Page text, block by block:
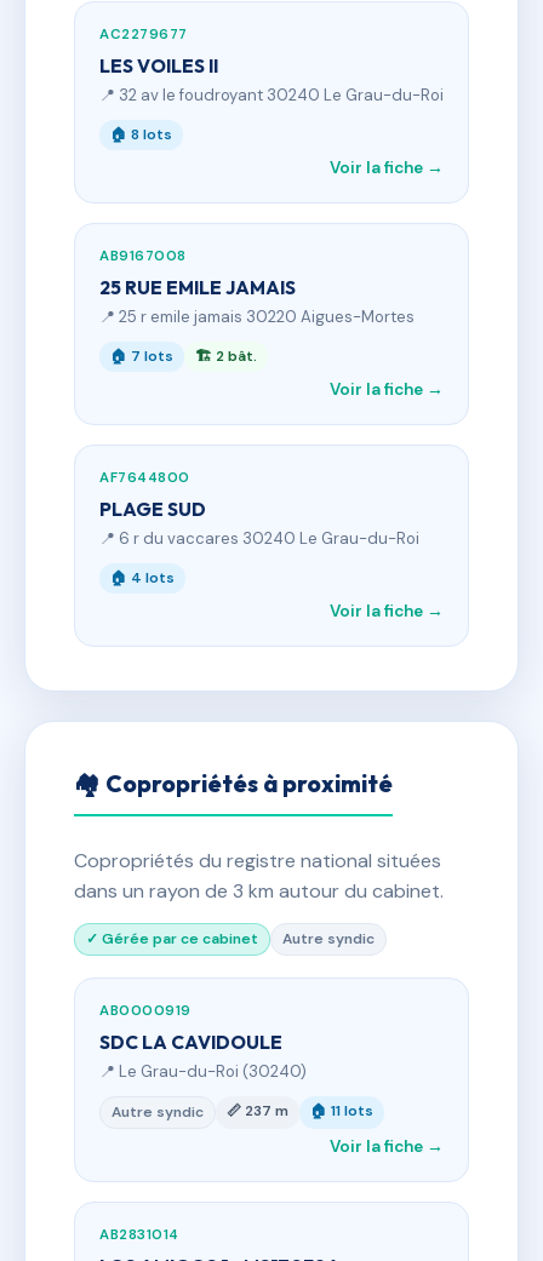
AC2279677
LES VOILES II
📍 32 av le foudroyant 30240 Le Grau-du-Roi
🏠 8 lots
Voir la fiche →
AB9167008
25 RUE EMILE JAMAIS
📍 25 r emile jamais 30220 Aigues-Mortes
🏠 7 lots 🏗 2 bât.
Voir la fiche →
AF7644800
PLAGE SUD
📍 6 r du vaccares 30240 Le Grau-du-Roi
🏠 4 lots
Voir la fiche →
🏘 Copropriétés à proximité
Copropriétés du registre national situées
dans un rayon de 3 km autour du cabinet.
✓ Gérée par ce cabinet Autre syndic
AB0000919
SDC LA CAVIDOULE
📍 Le Grau-du-Roi (30240)
Autre syndic 📏 237 m 🏠 11 lots
Voir la fiche →
AB2831014